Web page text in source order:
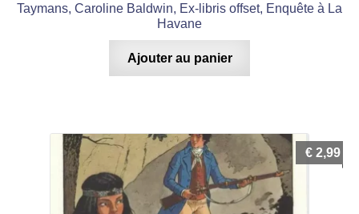
Taymans, Caroline Baldwin, Ex-libris offset, Enquête à La
Havane
Ajouter au panier
€ 2,99